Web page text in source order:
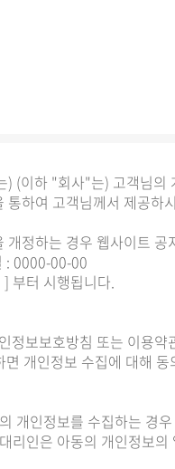
(이하 "회사"는) 고객님
통하여 고객님께서 제공
개정하는 경우 웹사이트
: 0000-00-00
부터 시행됩니다.
정보보호방침 또는 이용
면 개인정보 수집에 대해
개인정보를 수집하는 경
리인은 아동의 개인정보